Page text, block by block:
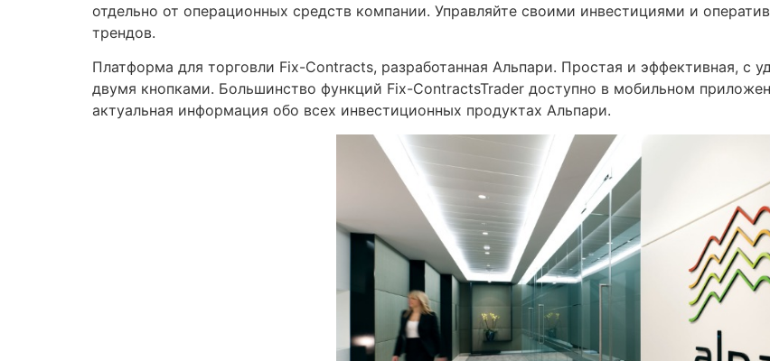
отдельно от операционных средств компании. Управляйте своими инвестициями и
трендов.
Платформа для торговли Fix-Contracts, разработанная Альпари. Простая и эффективная, с
двумя кнопками. Большинство функций Fix-ContractsTrader доступно в мобильном
актуальная информация обо всех инвестиционных продуктах Альпари.